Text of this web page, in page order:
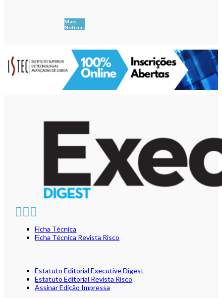
Mais
Notícias
Ficha Técnica
Ficha Técnica Revista Risco
Estatuto Editorial Executive Digest
Estatuto Editorial Revista Risco
Assinar Edição Impressa